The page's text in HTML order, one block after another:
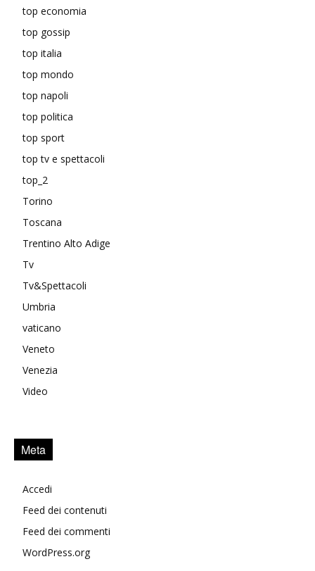
top economia
top gossip
top italia
top mondo
top napoli
top politica
top sport
top tv e spettacoli
top_2
Torino
Toscana
Trentino Alto Adige
Tv
Tv&Spettacoli
Umbria
vaticano
Veneto
Venezia
Video
Meta
Accedi
Feed dei contenuti
Feed dei commenti
WordPress.org